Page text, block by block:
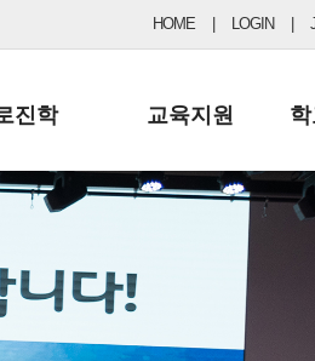
HOME LOGIN
진학
항 및 입시자료
터
교육지원
행정실
학교운영위원회
학교건축기금
보